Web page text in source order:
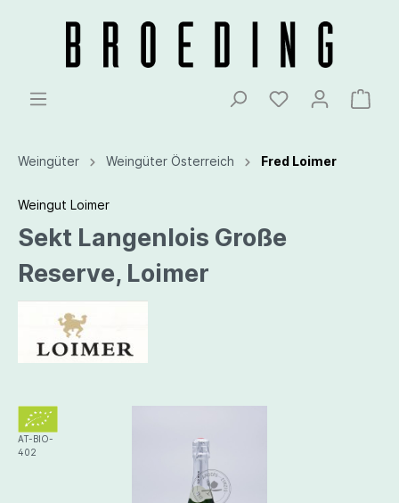
Weingüter Weingüter Österreich Fred Loimer
Weingut Loimer
Sekt Langenlois Große
Reserve, Loimer
AT-BIO-
402